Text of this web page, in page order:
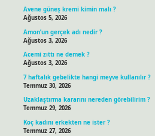
Avene güneş kremi kimin malı ?
Ağustos 5, 2026
Amon’un gerçek adı nedir ?
Ağustos 3, 2026
Acemi zıttı ne demek ?
Ağustos 3, 2026
7 haftalık gebelikte hangi meyve kullanılır ?
Temmuz 30, 2026
Uzaklaştırma kararını nereden görebilirim ?
Temmuz 29, 2026
Koç kadını erkekten ne ister ?
Temmuz 27, 2026